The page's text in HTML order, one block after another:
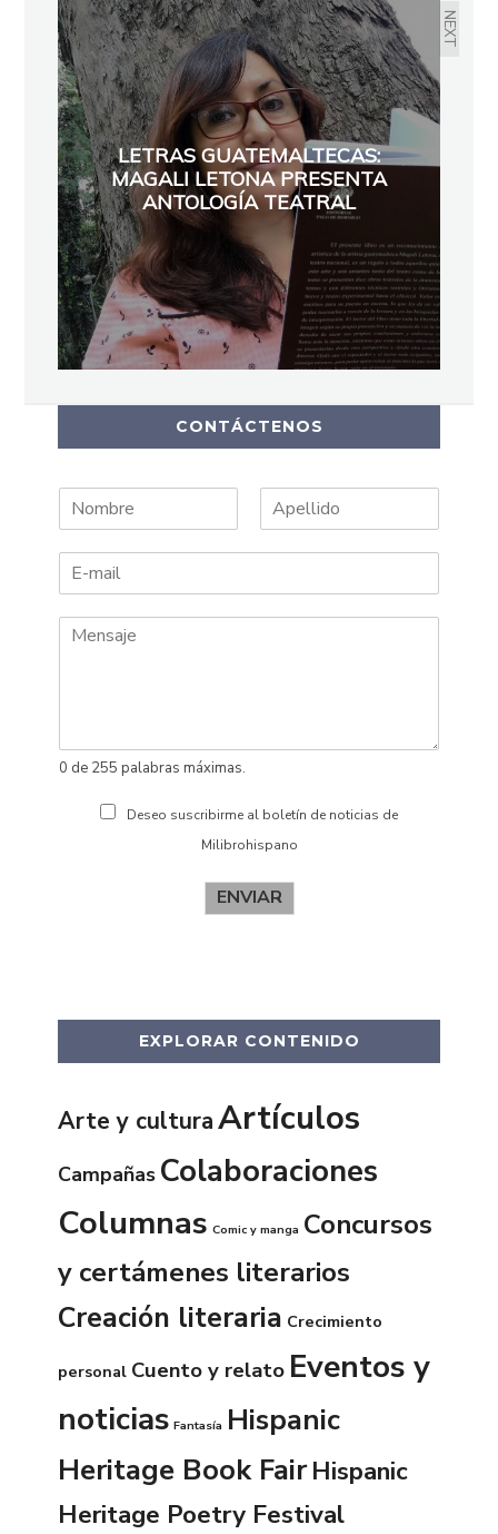
NEXT
LETRAS GUATEMALTECAS:
MAGALI LETONA PRESENTA
ANTOLOGÍA TEATRAL
CONTÁCTENOS
o
b
p
l
0 de 255 palabras máximas.
Deseo suscribirme al boletín de noticias de
Milibrohispano
ENVIAR
EXPLORAR CONTENIDO
Arte y culturaArtículos
Campañas Colaboraciones
Columnas Comic y manga Concursos
y certámenes literarios
Creación literaria Crecimiento
personal Cuento y relato Eventos y
noticias Fantasía Hispanic
Heritage Book FairHispanic
Heritage Poetry Festival